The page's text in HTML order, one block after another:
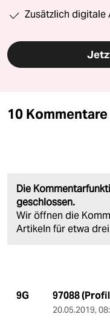
Zusätzlich digitale
10 Kommentare
Die
geschlossen.
Wir öffnen die
Artikeln für etwa
9G 97088
20.05.2019,